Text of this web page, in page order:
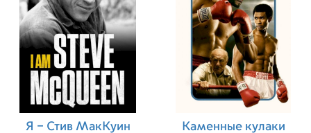
Я – Стив МакКуин Каменные кулаки